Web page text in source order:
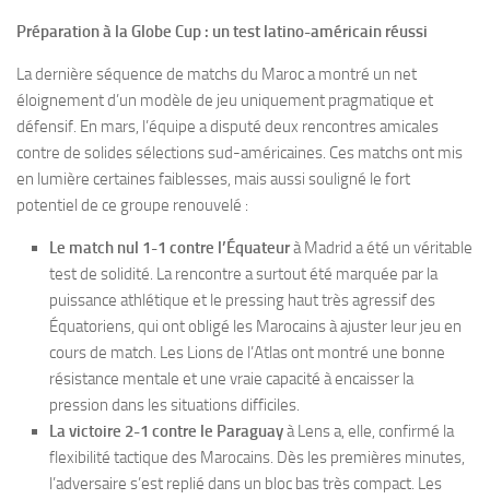
Préparation à la Globe Cup : un test latino-américain réussi
La dernière séquence de matchs du Maroc a montré un net
éloignement d’un modèle de jeu uniquement pragmatique et
défensif. En mars, l’équipe a disputé deux rencontres amicales
contre de solides sélections sud-américaines. Ces matchs ont mis
en lumière certaines faiblesses, mais aussi souligné le fort
potentiel de ce groupe renouvelé :
Le match nul 1-1 contre l’Équateurà Madrid a été un véritable
test de solidité. La rencontre a surtout été marquée par la
puissance athlétique et le pressing haut très agressif des
Équatoriens, qui ont obligé les Marocains à ajuster leur jeu en
cours de match. Les Lions de l’Atlas ont montré une bonne
résistance mentale et une vraie capacité à encaisser la
pression dans les situations difficiles.
La victoire 2-1 contre le Paraguayà Lens a, elle, confirmé la
flexibilité tactique des Marocains. Dès les premières minutes,
l’adversaire s’est replié dans un bloc bas très compact. Les